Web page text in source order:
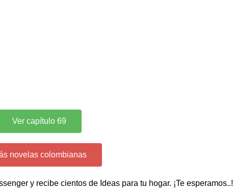
Ver capítulo 69
novelas colombianas
y recibe cientos de Ideas para tu hogar. ¡Te esperamos..!